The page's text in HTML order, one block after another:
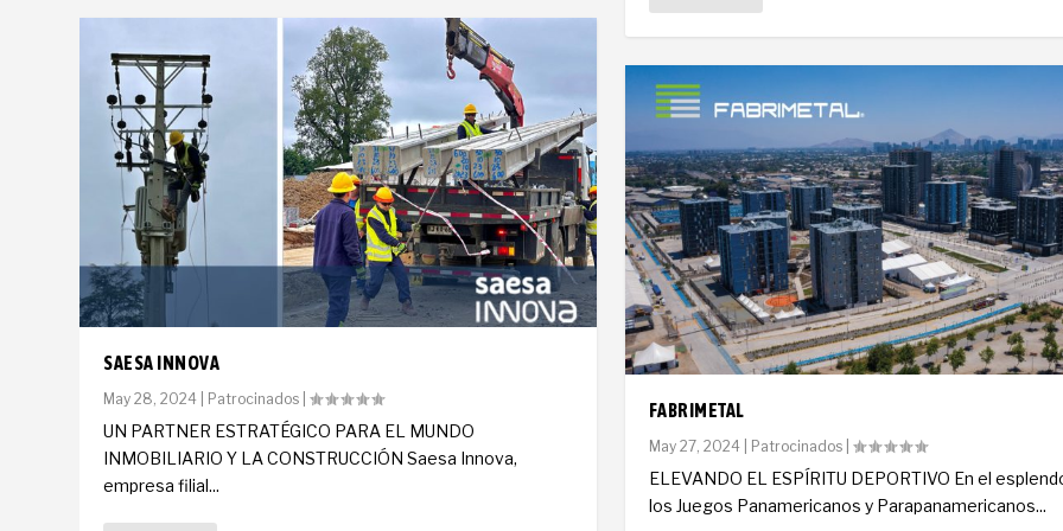
SAESA INNOVA
May 28, 2024 Patrocinados |
UN PARTNER ESTRATÉGICO PARA EL MUNDO
INMOBILIARIO Y LA CONSTRUCCIÓN Saesa Innova,
empresa filial...
FABRIMETAL
May 27, 2024| Patrocinados|
ELEVANDO EL ESPÍRITU DEPORTIVO En el
los Juegos Panamericanos y Parapanamericanos...